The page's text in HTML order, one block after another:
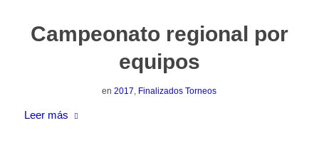
Campeonato regional por
equipos
en2017, Finalizados Torneos
Leer más